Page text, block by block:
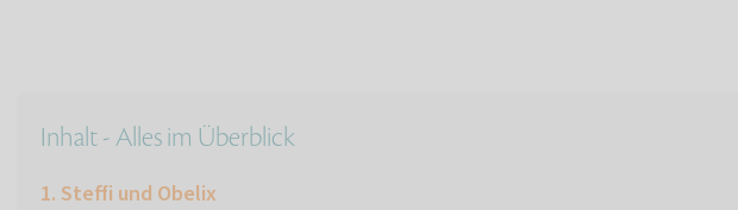
Inhalt - Alles im Überblick
Steffi und Obelix